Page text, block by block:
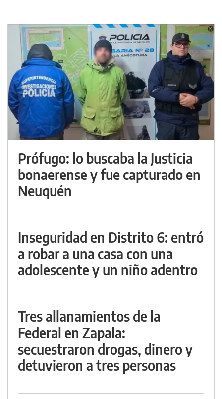
Prófugo: lo buscaba la Justicia
bonaerense y fue capturado en
Neuquén
Inseguridad en Distrito 6: entró
a robar a una casa con una
adolescente y un niño adentro
Tres allanamientos de la
Federal en Zapala:
secuestraron drogas, dinero y
detuvieron a tres personas